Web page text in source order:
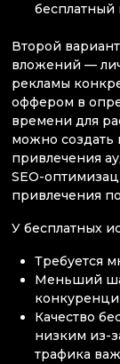
Второй
вложений —
рекламы
оффером в
времени для
можно создать
привлечения
SEO-
привлечения
У бесплатных
Требуется
Меньший
Качество
низким из-
трафика